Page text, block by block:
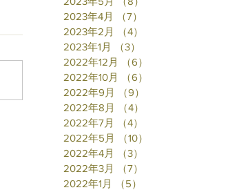
2023年4月
（7）
2023年2月
（4）
2023年1月
（3）
2022年12月
（6）
2022年10月
（6）
2022年9月
（9）
2022年8月
（4）
2022年7月
（4）
2022年5月
（10）
2022年4月
（3）
2022年3月
（7）
2022年1月
（5）